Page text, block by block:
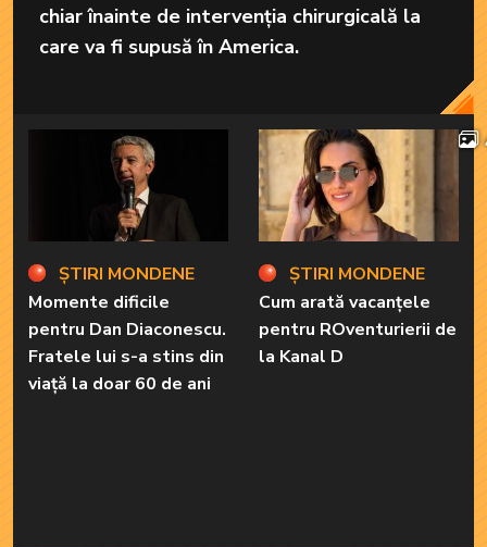
chiar înainte de intervenția chirurgicală la
care va fi supusă în America.
ȘTIRI MONDENE
Momente dificile
pentru Dan Diaconescu.
Fratele lui s-a stins din
viață la doar 60 de ani
ȘTIRI MONDENE
Cum arată vacanțele
pentru ROventurierii de
la Kanal D